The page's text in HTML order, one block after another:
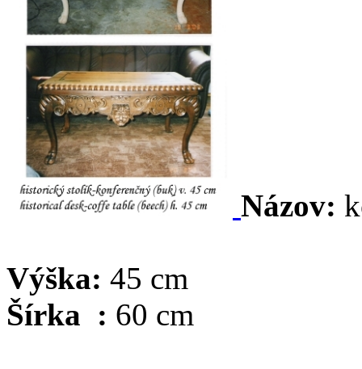
Názov:
Výška: 45 cm
Šírka : 60 cm